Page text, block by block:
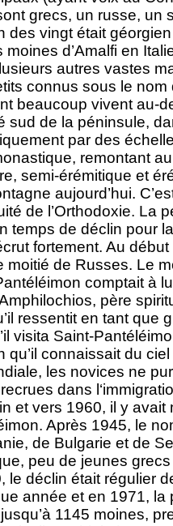
grecs, un russe, un
des vingt était
d’Amalfi en
autres vastes
connus sous le nom
beaucoup vivent au-
sud de la péninsule,
par des
remontant
semi-érémitique et
aujourd’hui.
de l’Orthodoxie. La
temps de déclin pour
fortement. Au
moitié de Russes. Le
comptait à
père
ressentit en tant que
visita Saint-
qu’il connaissait du
les novices ne
dans
et vers 1960, il y avait
Après 1945, le
de Bulgarie et de
peu de jeunes
le déclin était régulier
année et en 1971, la
1145 moines,